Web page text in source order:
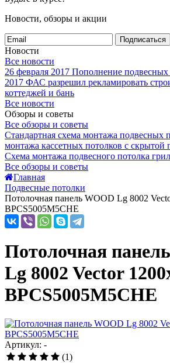
Новости, обзоры и акции
Подписаться
Новости
Все новости
26 февраля 2017 Пополнение подвесных
2017 ФАС разрешил рекламировать
коттеджей и бань
Все новости
Обзоры и советы
Все обзоры и советы
Стандартная схема монтажа подвесных
монтажа кассетных потолков с скрытой
Схема монтажа подвесного потолка
Все обзоры и советы
Главная
Подвесные потолки
Потолочная панель WOOD Lg 8002
BPCS5005M5CHE
Потолочная
Lg 8002 Vector
BPCS5005M5CHE
Артикул: -
(1)